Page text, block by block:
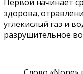
Первой начинает
здорова,
углекислый газ и
разрушительное
Слово «None»